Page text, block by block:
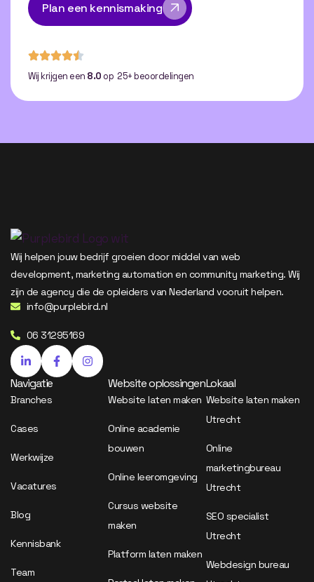
Plan een kennismaking
Wij krijgen een 8.0 op 25+ beoordelingen
Wij helpen jouw bedrijf groeien door middel van web
development, marketing automation en community marketing. Wij
zijn de agency die de opleiders van Nederland vooruit helpen.
info@purplebird.nl
06 31295169
Navigatie
Branches
Cases
Werkwijze
Vacatures
Blog
Kennisbank
Team
Website oplossingen
Website laten maken
Online academie
bouwen
Online leeromgeving
Cursus website
maken
Platform laten maken
Lokaal
Website laten maken
Utrecht
Online
marketingbureau
Utrecht
SEO specialist
Utrecht
Webdesign bureau